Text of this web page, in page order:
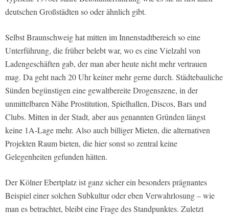
deutschen Großstädten so oder ähnlich gibt.
Selbst Braunschweig hat mitten im Innenstadtbereich so eine
Unterführung, die früher belebt war, wo es eine Vielzahl von
Ladengeschäften gab, der man aber heute nicht mehr vertrauen
mag. Da geht nach 20 Uhr keiner mehr gerne durch. Städtebauliche
Sünden begünstigen eine gewaltbereite Drogenszene, in der
unmittelbaren Nähe Prostitution, Spielhallen, Discos, Bars und
Clubs. Mitten in der Stadt, aber aus genannten Gründen längst
keine 1A-Lage mehr. Also auch billiger Mieten, die alternativen
Projekten Raum bieten, die hier sonst so zentral keine
Gelegenheiten gefunden hätten.
Der Kölner Ebertplatz ist ganz sicher ein besonders prägnantes
Beispiel einer solchen Subkultur oder eben Verwahrlosung – wie
man es betrachtet, bleibt eine Frage des Standpunktes. Zuletzt